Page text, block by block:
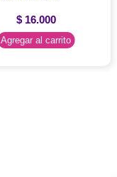
$16.000
Agregar al carrito